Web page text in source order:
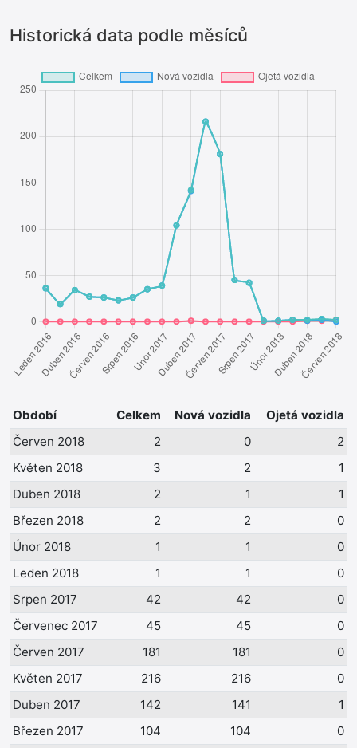
Historická data podle měsíců
Období Celkem Nová vozidla
Ojetá vozidla
Červen 2018
2 0
2
Květen 2018
3 2
1
Duben 2018
2 1
1
Březen 2018
2 2
0
Únor 2018
1 1
0
Leden 2018
1 1
0
Srpen 2017
42 42
0
Červenec 2017
45 45
0
Červen 2017
181 181
0
Květen 2017
216 216
0
Duben 2017
142 141
1
Březen 2017
104 104
0